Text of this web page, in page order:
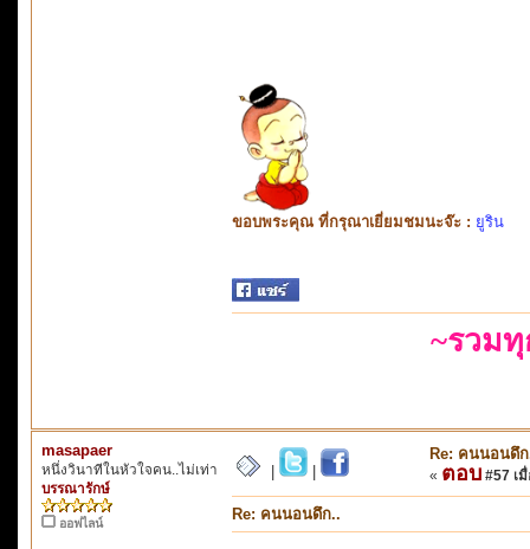
ขอบพระคุณ ที่กรุณาเยี่ยมชมนะจ๊ะ : ยูริน
~รวม
masapaer
หนึ่งวินาทีในหัวใจคน..ไม่เท่า
บรรณารักษ์
ออฟไลน์
Re: คนนอนดึ
« ตอบ #57 เ
Re: คนนอนดึก..